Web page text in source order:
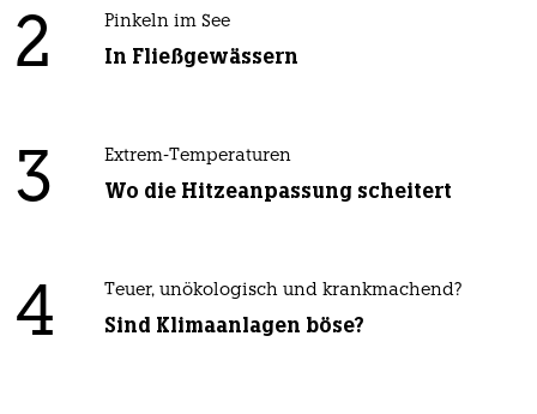
2 Pinkeln im See
In Fließgewässern
3 Extrem-Temperaturen
Wo die Hitzeanpassung scheitert
4 Teuer, unökologisch und krankmachend?
Sind Klimaanlagen böse?